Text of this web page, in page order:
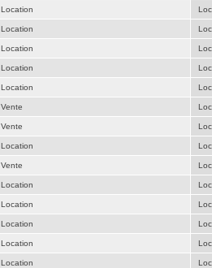
Location
Location
Location
Location
Location
Vente
Vente
Location
Vente
Location
Location
Location
Location
Location